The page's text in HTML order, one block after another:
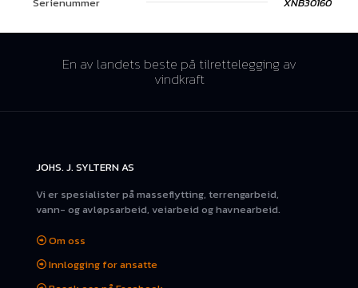
En av landets beste på tilrettelegging av
vindkraft
JOHS. J. SYLTERN AS
Vi er spesialister på masseflytting, terrengarbeid,
vann- og avløpsarbeid, veiarbeid og havnearbeid.
Om oss
Innlogging for ansatte